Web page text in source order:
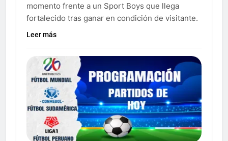
momento frente a un Sport Boys que llega
fortalecido tras ganar en condición de visitante.
Leer más